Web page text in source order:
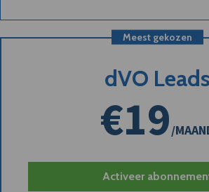
Meest gekozen
dVO Leads
€19/
Activeer